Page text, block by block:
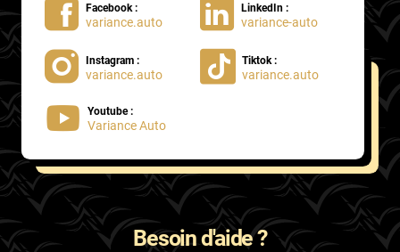
Facebook :
variance.auto
LinkedIn :
variance-auto
Instagram :
variance.auto
Tiktok :
variance.auto
Youtube :
Variance Auto
Besoin d'aide ?